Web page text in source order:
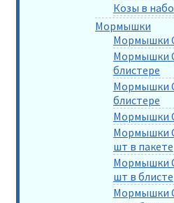
Козы в
Мормышки
Мормышки
Мормышки
блистере
Мормышки
блистере
Мормышки
Мормышки
шт в пакете
Мормышки
шт в
Мормышки